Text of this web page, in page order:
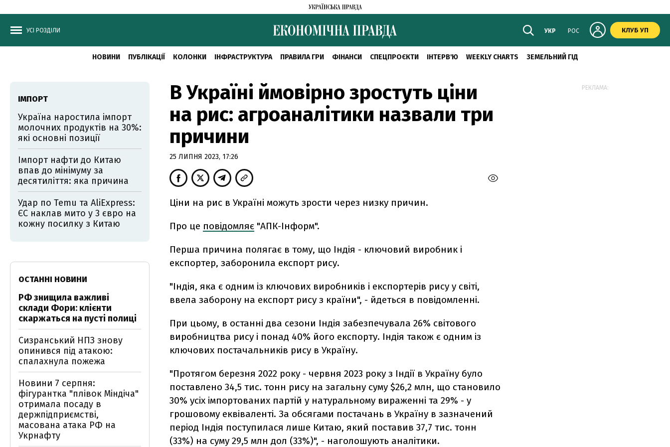
УСІ РОЗДІЛИ УКР РОС КЛУБ УП
НОВИНИ ПУБЛІКАЦІЇ КОЛОНКИ ІНФРАСТРУКТУРА ПРАВИЛА ГРИ ФІНАНСИ СПЕЦПРОЄКТИ ІНТЕРВ'Ю WEEKLY CHARTS ЗЕМЕЛЬНИЙ ГІД
В Україні ймовірно зростуть ціни
на рис: агроаналітики назвали три
причини
25 ЛИПНЯ 2023, 17:26
Ціни на рис в Україні можуть зрости через низку причин.
Про це повідомляє "АПК-Інформ".
Перша причина полягає в тому, що Індія - ключовий виробник і
експортер, заборонила експорт рису.
"Індія, яка є одним із ключових виробників і експортерів рису у світі,
ввела заборону на експорт рису з країни", - йдеться в повідомленні.
При цьому, в останні два сезони Індія забезпечувала 26% світового
виробництва рису і понад 40% його експорту. Індія також є одним із
ключових постачальників рису в Україну.
"Протягом березня 2022 року - червня 2023 року з Індії в Україну було
поставлено 34,5 тис. тонн рису на загальну суму $26,2 млн, що становило
30% усіх імпортованих партій у натуральному вираженні та 29% - у
грошовому еквіваленті. За обсягами постачань в Україну в зазначений
період Індія поступилася лише Китаю, який поставив 37,7 тис. тонн
(33%) на суму 29,5 млн дол (33%)", - наголошують аналітики.
ІМПОРТ
Україна наростила імпорт
молочних продуктів на 30%:
які основні позиції
Імпорт нафти до Китаю
впав до мінімуму за
десятиліття: яка причина
Удар по Temu та AliExpress:
ЄС наклав мито у 3 євро на
кожну посилку з Китаю
ОСТАННІ НОВИНИ
РФ знищила важливі
склади Фори: клієнти
скаржаться на пусті полиці
Сизранський НПЗ знову
опинився під атакою:
спалахнула пожежа
Новини 7 серпня:
фігурантка "плівок Міндіча"
отримала посаду в
держпідприємстві,
масована атака РФ на
Укрнафту
РЕКЛАМА: